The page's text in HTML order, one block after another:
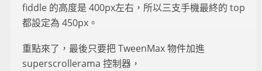
fiddle 的高度是 400px左右，所以三支手機最終的 top
都設定為 450px。
重點來了，最後只要把 TweenMax 物件加進
superscrollerama 控制器，